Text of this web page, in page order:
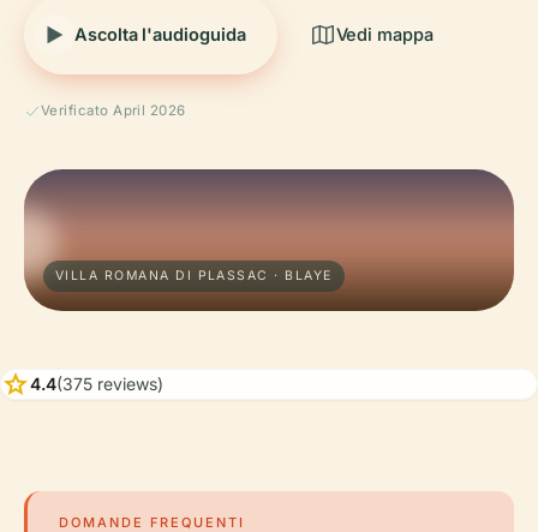
Ascolta l'audioguida Vedi mappa
Verificato April 2026
VILLA ROMANA DI PLASSAC · BLAYE
star4.4(375 reviews)
DOMANDE FREQUENTI